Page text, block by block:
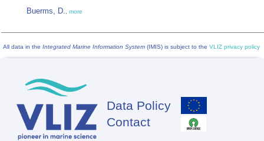
Buerms, D., more
All data in the Integrated Marine Information System (IMIS) is subject to the VLIZ privacy policy
Footer
Data Policy
Contact